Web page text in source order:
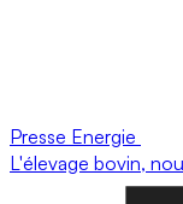
Presse Energie
L'élevage bovin,